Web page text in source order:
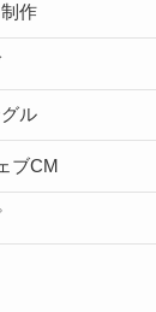
作
ル
ブCM